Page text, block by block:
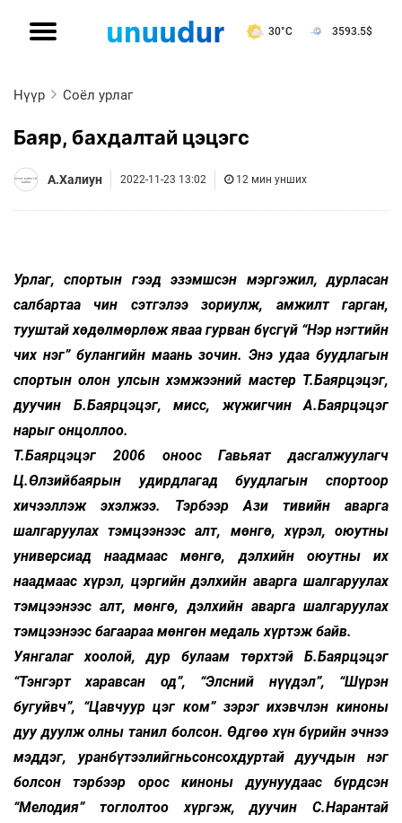
30°C 3593.5$
Нүүр Соёл урлаг
Баяр, бахдалтай цэцэгс
А.Халиун 2022-11-23 13:02 12 мин унших
Урлаг, спортын гээд эзэмшсэн мэргэжил, дурласан
салбартаа чин сэтгэлээ зориулж, амжилт гарган,
тууштай хөдөлмөрлөж яваа гурван бүсгүй “Нэр нэгтийн
чих нэг” булангийн маань зочин. Энэ удаа буудлагын
спортын олон улсын хэмжээний мастер Т.Баярцэцэг,
дуучин Б.Баярцэцэг, мисс, жүжигчин А.Баярцэцэг
нарыг онцоллоо.
Т.Баярцэцэг 2006 оноос Гавьяат дасгалжуулагч
Ц.Өлзийбаярын удирдлагад буудлагын спортоор
хичээллэж эхэлжээ. Тэрбээр Ази тивийн аварга
шалгаруулах тэмцээнээс алт, мөнгө, хүрэл, оюутны
универсиад наадмаас мөнгө, дэлхийн оюутны их
наадмаас хүрэл, цэргийн дэлхийн аварга шалгаруулах
тэмцээнээс алт, мөнгө, дэлхийн аварга шалгаруулах
тэмцээнээс багаараа мөнгөн медаль хүртэж байв.
Уянгалаг хоолой, дур булаам төрхтэй Б.Баярцэцэг
“Тэнгэрт харавсан од”, “Элсний нүүдэл”, “Шүрэн
бугуйвч”, “Цавчуур цэг ком” зэрэг ихэвчлэн киноны
дуу дуулж олны танил болсон. Өдгөө хүн бүрийн эчнээ
мэддэг, уранбүтээлийгньсонсохдуртай дуучдын нэг
болсон тэрбээр орос киноны дуунуудаас бүрдсэн
“Мелодия” тоглолтоо хүргэж, дуучин С.Нарантай